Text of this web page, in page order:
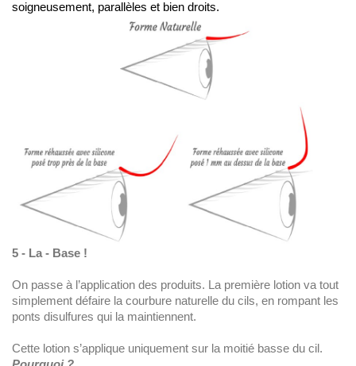
soigneusement, parallèles et bien droits.
5 - La - Base !
On passe à l’application des produits. La première lotion va tout
simplement défaire la courbure naturelle du cils, en rompant les
ponts disulfures qui la maintiennent.
Cette lotion s’applique uniquement sur la moitié basse du cil.